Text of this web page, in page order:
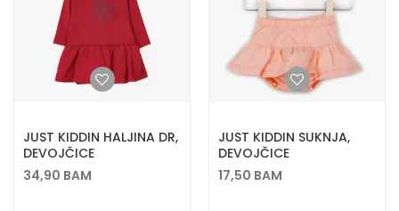
JUST KIDDIN HALJINA DR,
DEVOJČICE
34,90 BAM
JUST KIDDIN SUKNJA,
DEVOJČICE
17,50 BAM